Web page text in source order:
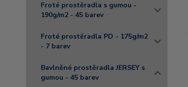
Froté prostěradla s gumou -
190g/m2 - 45 barev
Froté prostěradla PD - 175g/m2
- 7 barev
Bavlněné prostěradla JERSEY s
gumou - 45 barev